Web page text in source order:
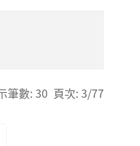
筆數: 30 頁次: 3/77